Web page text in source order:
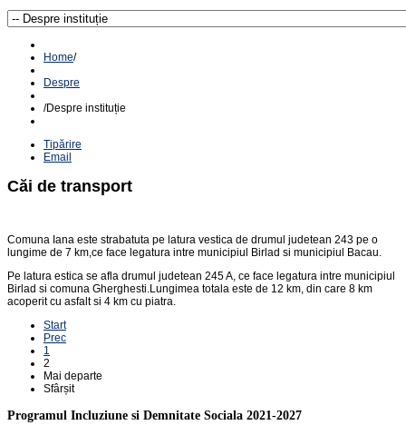
Home/
Despre
/Despre instituție
Tipărire
Email
Căi de transport
Comuna Iana este strabatuta pe latura vestica de drumul judetean 243 pe o
lungime de 7 km,ce face legatura intre municipiul Birlad si municipiul Bacau.
Pe latura estica se afla drumul judetean 245 A, ce face legatura intre municipiul
Birlad si comuna Gherghesti.Lungimea totala este de 12 km, din care 8 km
acoperit cu asfalt si 4 km cu piatra.
Start
Prec
1
2
Mai departe
Sfârșit
Programul Incluziune si Demnitate Sociala 2021-2027